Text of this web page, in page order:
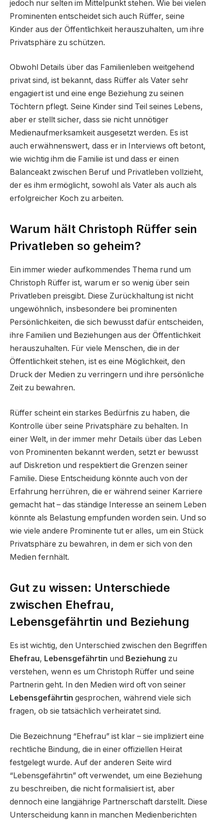
jedoch nur selten im Mittelpunkt stehen. Wie bei vielen
Prominenten entscheidet sich auch Rüffer, seine
Kinder aus der Öffentlichkeit herauszuhalten, um ihre
Privatsphäre zu schützen.
Obwohl Details über das Familienleben weitgehend
privat sind, ist bekannt, dass Rüffer als Vater sehr
engagiert ist und eine enge Beziehung zu seinen
Töchtern pflegt. Seine Kinder sind Teil seines Lebens,
aber er stellt sicher, dass sie nicht unnötiger
Medienaufmerksamkeit ausgesetzt werden. Es ist
auch erwähnenswert, dass er in Interviews oft betont,
wie wichtig ihm die Familie ist und dass er einen
Balanceakt zwischen Beruf und Privatleben vollzieht,
der es ihm ermöglicht, sowohl als Vater als auch als
erfolgreicher Koch zu arbeiten.
Warum hält Christoph Rüffer sein
Privatleben so geheim?
Ein immer wieder aufkommendes Thema rund um
Christoph Rüffer ist, warum er so wenig über sein
Privatleben preisgibt. Diese Zurückhaltung ist nicht
ungewöhnlich, insbesondere bei prominenten
Persönlichkeiten, die sich bewusst dafür entscheiden,
ihre Familien und Beziehungen aus der Öffentlichkeit
herauszuhalten. Für viele Menschen, die in der
Öffentlichkeit stehen, ist es eine Möglichkeit, den
Druck der Medien zu verringern und ihre persönliche
Zeit zu bewahren.
Rüffer scheint ein starkes Bedürfnis zu haben, die
Kontrolle über seine Privatsphäre zu behalten. In
einer Welt, in der immer mehr Details über das Leben
von Prominenten bekannt werden, setzt er bewusst
auf Diskretion und respektiert die Grenzen seiner
Familie. Diese Entscheidung könnte auch von der
Erfahrung herrühren, die er während seiner Karriere
gemacht hat – das ständige Interesse an seinem Leben
könnte als Belastung empfunden worden sein. Und so
wie viele andere Prominente tut er alles, um ein Stück
Privatsphäre zu bewahren, in dem er sich von den
Medien fernhält.
Gut zu wissen: Unterschiede
zwischen Ehefrau,
Lebensgefährtin und Beziehung
Es ist wichtig, den Unterschied zwischen den Begriffen
Ehefrau, Lebensgefährtin und Beziehung zu
verstehen, wenn es um Christoph Rüffer und seine
Partnerin geht. In den Medien wird oft von seiner
Lebensgefährtin gesprochen, während viele sich
fragen, ob sie tatsächlich verheiratet sind.
Die Bezeichnung “Ehefrau” ist klar – sie impliziert eine
rechtliche Bindung, die in einer offiziellen Heirat
festgelegt wurde. Auf der anderen Seite wird
“Lebensgefährtin” oft verwendet, um eine Beziehung
zu beschreiben, die nicht formalisiert ist, aber
dennoch eine langjährige Partnerschaft darstellt. Diese
Unterscheidung kann in manchen Medienberichten